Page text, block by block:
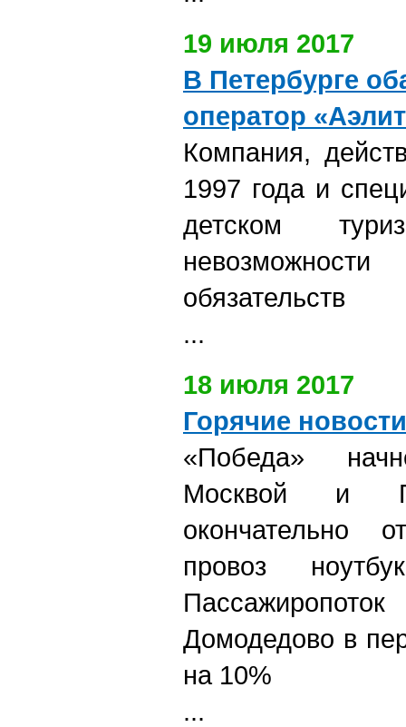
19 июля 2017
В Петербурге
оператор
Компания,
1997 года и
детском
обязательств
...
18 июля 2017
Горячие новости
«Победа»
Москвой и
окончательно
провоз
Домодедово в
на 10%
...